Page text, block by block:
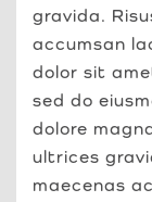
gravida.
accumsan
dolor sit
sed do
dolore
ultrices
maecenas